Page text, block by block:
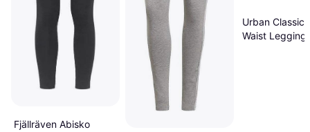
Fjällräven Abisko
Urban
Waist